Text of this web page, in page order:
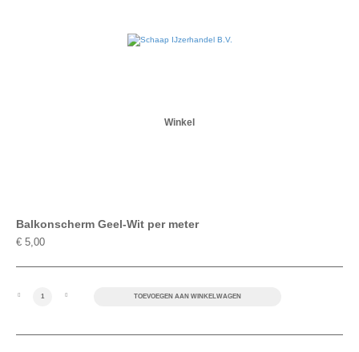
Winkel
Balkonscherm Geel-Wit per meter
€ 5,00
Balkonscherm Geel-Wit per meter aantalTOEVOEGEN AAN WINKELWAGEN